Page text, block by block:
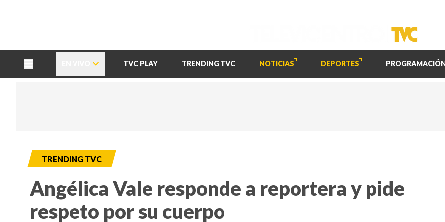
TVC PLAY TRENDING TVC NOTICIAS DEPORTES PROGRAMACIÓN
TRENDING TVC
Angélica Vale responde a reportera y pide
respeto por su cuerpo